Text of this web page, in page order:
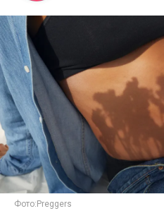
Фото: Preggers